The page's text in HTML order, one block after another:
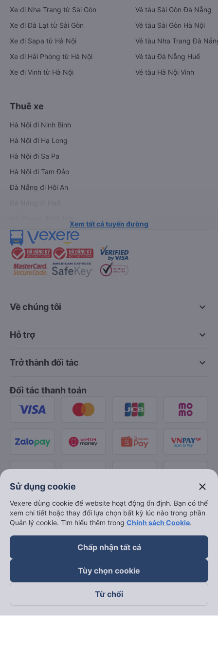
Xe đi Nha Trang từ Sài Gòn
Xe đi Đà Lạt từ Sài Gòn
Xe đi Sapa từ Hà Nội
Xe đi Hải Phòng từ Hà Nội
Xe đi Vinh từ Hà Nội
Vé tàu Sài Gòn Đà Nẵng
Vé tàu Sài Gòn Hà Nội
Vé tàu Nha Trang Đà
Vé tàu Đà Nẵng Huế
Vé tàu Hà Nội Vinh
Thuê xe
Hà Nội đi Ninh Bình
Hà Nội đi Hạ Long
Hà Nội đi Sa Pa
Hà Nội đi Tam Đảo
Đà Nẵng đi Hội An
Xem tất cả tuyến đường
keyboard_arrow_down
Về chúng tôi
keyboard_arrow_down
Hỗ trợ
keyboard_arrow_down
Trở thành đối tác
Đối tác thanh toán
Theo dõi chúng tôi trên
Sử dụng cookie close
Vexere dùng cookie để website hoạt động ổn định. Bạn có thể
xem chi tiết hoặc thay đổi lựa chọn bất kỳ lúc nào trong phần
Quản lý cookie. Tìm hiểu thêm trong Chính sách Cookie.
Chấp nhận tất cả
Tùy chọn cookie
Từ chối